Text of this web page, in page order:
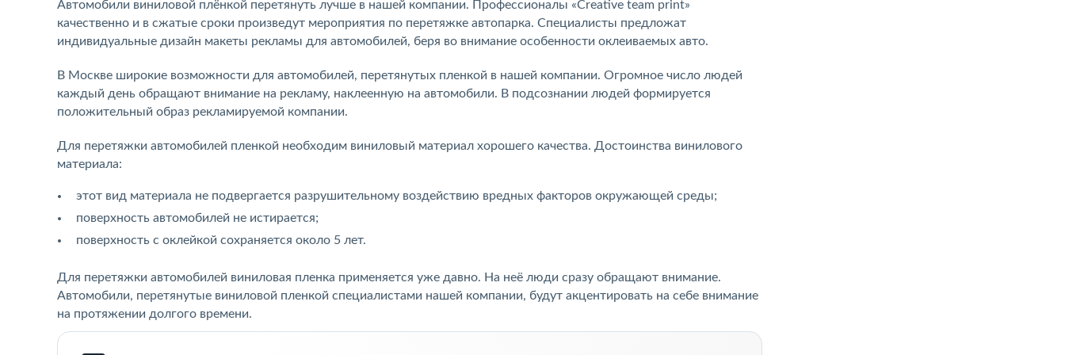
Автомобили виниловой плёнкой перетянуть лучше в нашей компании. Профессионалы «Creative team print»
качественно и в сжатые сроки произведут мероприятия по перетяжке автопарка. Специалисты предложат
индивидуальные дизайн макеты рекламы для автомобилей, беря во внимание особенности оклеиваемых авто.
В Москве широкие возможности для автомобилей, перетянутых пленкой в нашей компании. Огромное число людей
каждый день обращают внимание на рекламу, наклеенную на автомобили. В подсознании людей формируется
положительный образ рекламируемой компании.
Для перетяжки автомобилей пленкой необходим виниловый материал хорошего качества. Достоинства винилового
материала:
этот вид материала не подвергается разрушительному воздействию вредных факторов окружающей среды;
поверхность автомобилей не истирается;
поверхность с оклейкой сохраняется около 5 лет.
Для перетяжки автомобилей виниловая пленка применяется уже давно. На неё люди сразу обращают внимание.
Автомобили, перетянутые виниловой пленкой специалистами нашей компании, будут акцентировать на себе внимание
на протяжении долгого времени.